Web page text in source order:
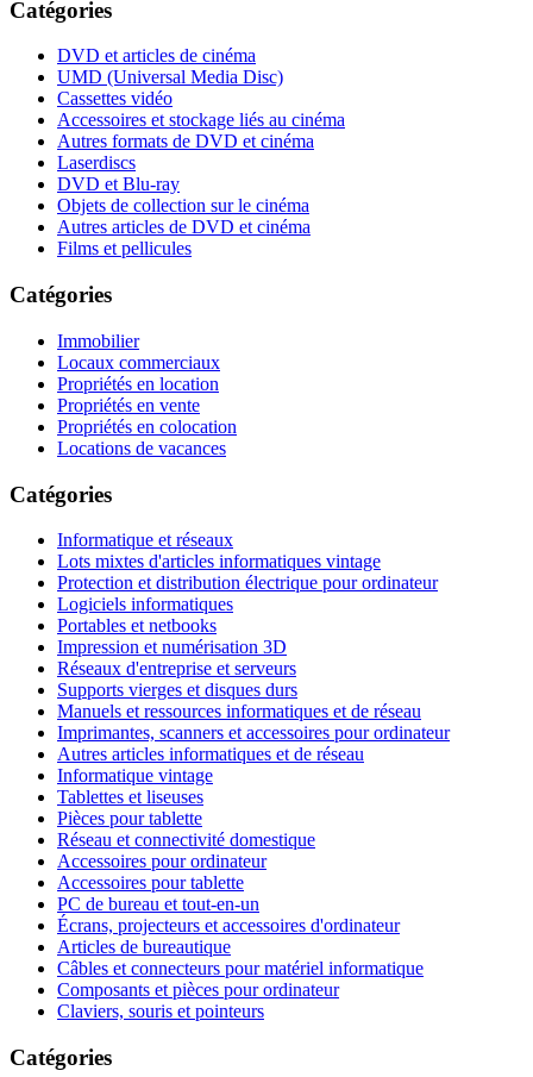
Catégories
DVD et articles de cinéma
UMD (Universal Media Disc)
Cassettes vidéo
Accessoires et stockage liés au cinéma
Autres formats de DVD et cinéma
Laserdiscs
DVD et Blu-ray
Objets de collection sur le cinéma
Autres articles de DVD et cinéma
Films et pellicules
Catégories
Immobilier
Locaux commerciaux
Propriétés en location
Propriétés en vente
Propriétés en colocation
Locations de vacances
Catégories
Informatique et réseaux
Lots mixtes d'articles informatiques vintage
Protection et distribution électrique pour ordinateur
Logiciels informatiques
Portables et netbooks
Impression et numérisation 3D
Réseaux d'entreprise et serveurs
Supports vierges et disques durs
Manuels et ressources informatiques et de réseau
Imprimantes, scanners et accessoires pour ordinateur
Autres articles informatiques et de réseau
Informatique vintage
Tablettes et liseuses
Pièces pour tablette
Réseau et connectivité domestique
Accessoires pour ordinateur
Accessoires pour tablette
PC de bureau et tout-en-un
Écrans, projecteurs et accessoires d'ordinateur
Articles de bureautique
Câbles et connecteurs pour matériel informatique
Composants et pièces pour ordinateur
Claviers, souris et pointeurs
Catégories